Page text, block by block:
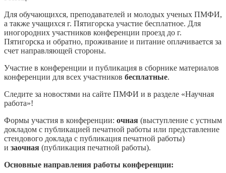
Для обучающихся, преподавателей и молодых ученых ПМФИ,
а также учащихся г. Пятигорска участие бесплатное. Для
иногородних участников конференции проезд до г.
Пятигорска и обратно, проживание и питание оплачивается за
счет направляющей стороны.
Участие в конференции и публикация в сборнике материалов
конференции для всех участников бесплатные.
Следите за новостями на сайте ПМФИ и в разделе «Научная
работа»!
Формы участия в конференции: очная (выступление с устным
докладом с публикацией печатной работы или представление
стендового доклада с публикация печатной работы)
и заочная (публикация печатной работы).
Основные направления работы конференции: